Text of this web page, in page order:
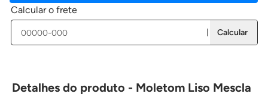
Calcular o frete
Calcular
Detalhes do produto - Moletom Liso Mescla